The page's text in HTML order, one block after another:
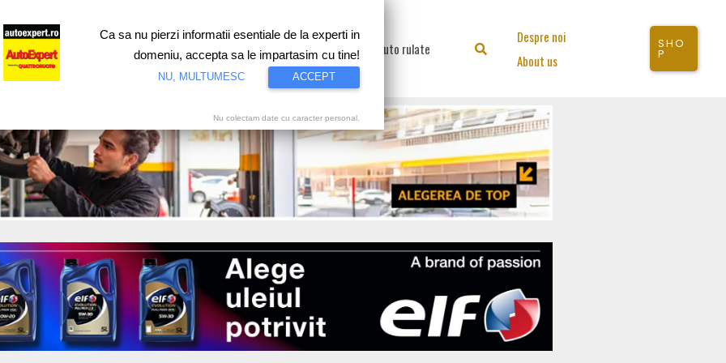
Test drive Motorsport Proiecte speciale Video Auto rulate Search
Despre noi
About us
SHO
P
Ca sa nu pierzi informatii esentiale de la experti in
domeniu, accepta sa le impartasim cu tine!
NU, MULTUMESC ACCEPT
Nu colectam date cu caracter personal.